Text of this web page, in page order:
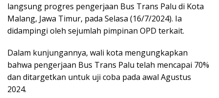
langsung progres pengerjaan Bus Trans Palu di Kota
Malang, Jawa Timur, pada Selasa (16/7/2024). Ia
didampingi oleh sejumlah pimpinan OPD terkait.
Dalam kunjungannya, wali kota mengungkapkan
bahwa pengerjaan Bus Trans Palu telah mencapai 70%
dan ditargetkan untuk uji coba pada awal Agustus
2024.